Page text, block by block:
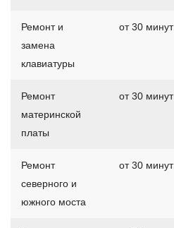
Ремонт и
замена
клавиатуры
от 30 минут
Ремонт
материнской
платы
от 30 минут
Ремонт
северного и
южного моста
от 30 минут